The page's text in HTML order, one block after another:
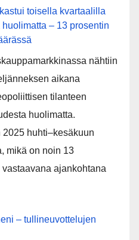
toisella kvartaalilla
– 13 prosentin
nähtiin
aikana
tilanteen
huolimatta.
huhti–kesäkuun
mikä on noin 13
ajankohtana
– tullineuvottelujen